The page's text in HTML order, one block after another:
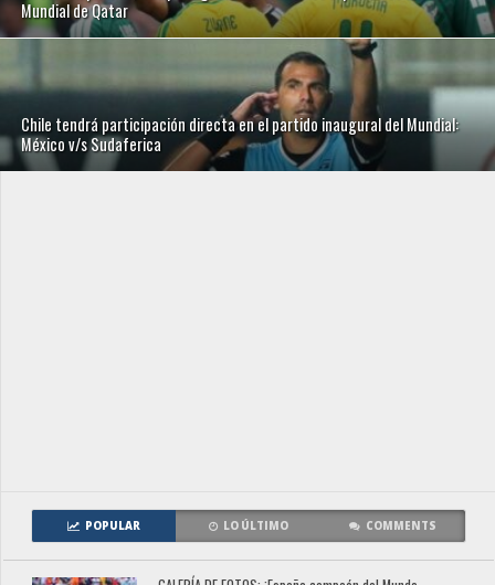
Mundial de Qatar
Chile tendrá participación directa en el partido inaugural del Mundial:
México v/s Sudaferica
POPULAR LO ÚLTIMO COMMENTS